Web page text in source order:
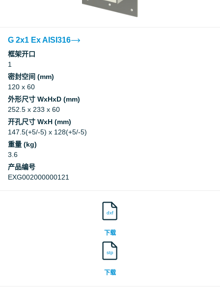
RISE
G 2x1 Ex AISI316
框架开口
1
密封空间 (mm)
120 x 60
外形尺寸 WxHxD (mm)
252.5 x 233 x 60
开孔尺寸 WxH (mm)
147.5(+5/-5) x 128(+5/-5)
重量 (kg)
3.6
产品编号
EXG002000000121
dxf
下载
stp
下载